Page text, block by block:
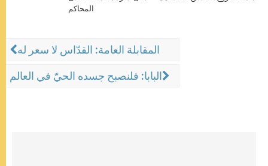
المحاكم
المقابلة العامة: القدّاس لا سعر له
البابا: فلنصبح جسده الحيّ في العالم